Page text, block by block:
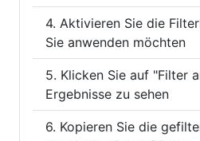
Aktivieren Sie die
Sie anwenden möchten
Klicken Sie auf "Filter
Ergebnisse zu sehen
Kopieren Sie die